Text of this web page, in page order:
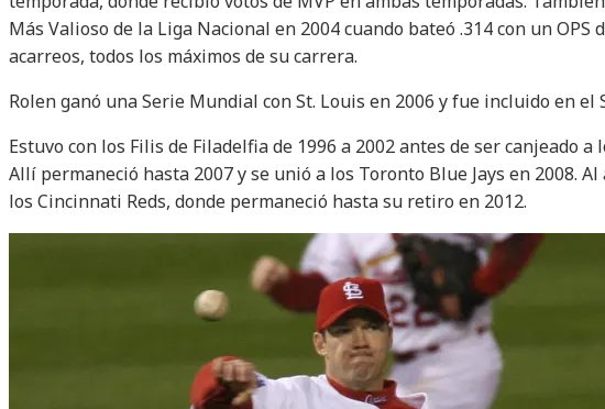
Más Valioso de la Liga Nacional en 2004 cuando bateó .314 con un OPS
acarreos, todos los máximos de su carrera.
Rolen ganó una Serie Mundial con St. Louis en 2006 y fue incluido en el
Estuvo con los Filis de Filadelfia de 1996 a 2002 antes de ser canjeado a
Allí permaneció hasta 2007 y se unió a los Toronto Blue Jays en 2008.
los Cincinnati Reds, donde permaneció hasta su retiro en 2012.